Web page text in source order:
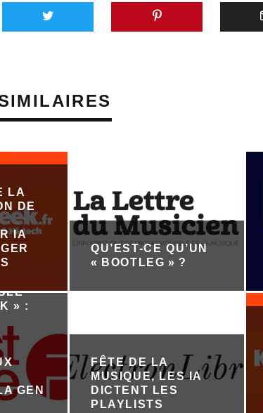
LA
DE
IA
QU’EST-CE QU’UN
« BOOTLEG » ?
» :
GEN
FÊTE DE LA
MUSIQUE, LES IA
DICTENT LES
PLAYLISTS